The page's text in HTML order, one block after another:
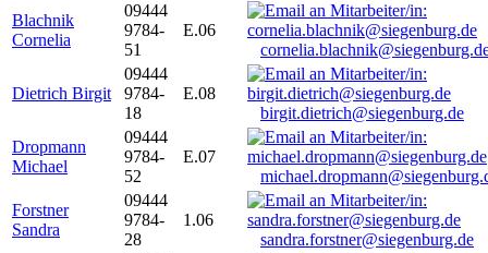
Blachnik
Cornelia
09444
9784-
51
E.06
Dietrich Birgit
09444
9784-
18
E.08
birgit.dietrich@siegenburg.de
Dropmann
Michael
09444
9784-
52
E.07
Forstner
Sandra
09444
9784-
28
1.06
sandra.forstner@siegenburg.de